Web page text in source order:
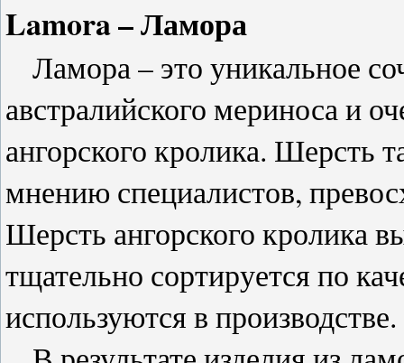
Lamora – Ламора
Ламора – это уникальное
австралийского мериноса и
ангорского кролика. Шерсть
мнению специалистов,
Шерсть ангорского кролика
тщательно сортируется по
используются в производстве.